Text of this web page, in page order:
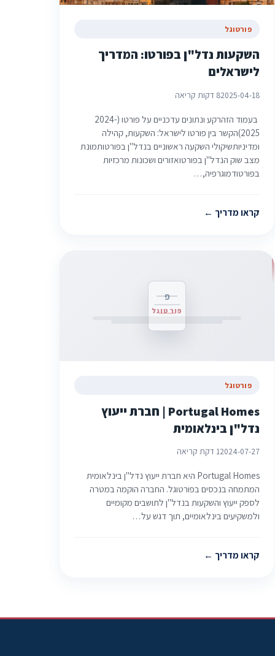
פורטוגל
השקעות נדל"ן בפורטו: המדריך
לישראלים
2025-04-188 דקות קריאה
בעמוד הזהרקע ונתונים עדכניים על פורטו (2024-
2025)הקשר בין פורטו לישראל: השקעות, קהילה
ומדיניותשיקולי השקעה ראשוניים בנדל"ן בפורטותמונת
מצב שוק הנדל"ן בפורטואזורים ושכונות מרכזיות
בפורטודמוגרפיה,…
קראו מדריך
פ
פורטוגל
פורטוגל
Portugal Homes | חברת ייעוץ
נדל"ן בינלאומית
2024-07-271 דקת קריאה
Portugal Homes היא חברת ייעוץ נדל"ן בינלאומית
המתמחה בנכסים בפורטוגל. החברה הוקמה במטרה
לספק ייעוץ והשקעות בנדל"ן לתושבים מקומיים
ולמשקיעים בינלאומיים, תוך דגש על…
קראו מדריך